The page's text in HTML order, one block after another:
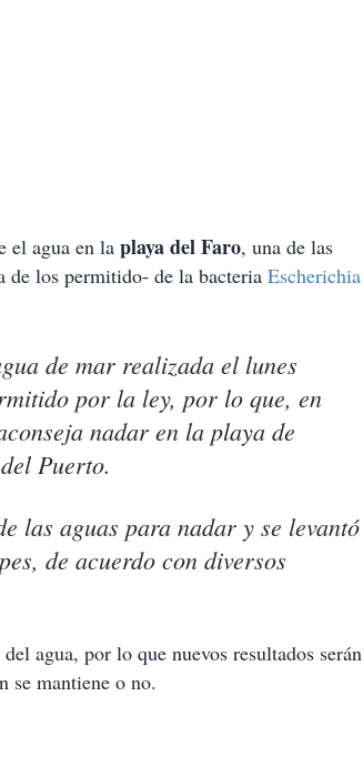
el agua en la playa del Faro, una de las
de los permitido- de la bacteria Escherichia
de mar realizada el lunes
por la ley, por lo que, en
nadar en la playa de
Puerto.
las aguas para nadar y se levantó
de acuerdo con diversos
agua, por lo que nuevos resultados serán
se mantiene o no.